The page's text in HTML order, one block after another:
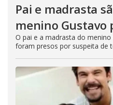
Pai e madrasta
menino Gustavo
O pai e a madrasta do
foram presos por suspeita de